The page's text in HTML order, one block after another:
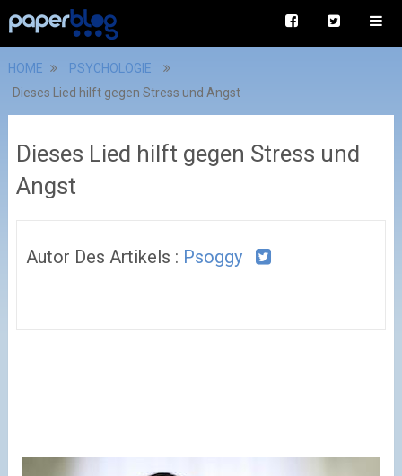
HOME
PSYCHOLOGIE
Dieses Lied hilft gegen Stress und Angst
Dieses Lied hilft gegen Stress und
Angst
Autor Des Artikels : Psoggy